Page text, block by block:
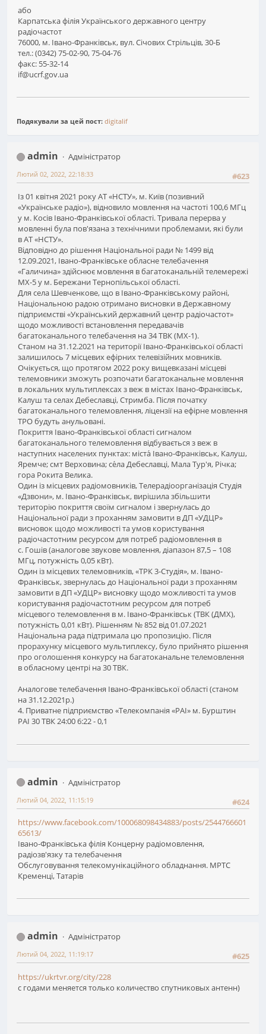
або
Карпатська філія Українського державного центру
радіочастот
76000, м. Івано-Франківськ, вул. Січових Стрільців, 30-Б
тел.: (0342) 75-02-90, 75-04-76
факс: 55-32-14
if@ucrf.gov.ua
Подякували за цей пост: digitalif
admin
Адміністратор
#623
Лютий 02, 2022, 22:18:33
Із 01 квітня 2021 року АТ «НСТУ», м. Київ (позивний
«Українське радіо»), відновило мовлення на частоті 100,6 МГц
у м. Косів Івано-Франківської області. Тривала перерва у
мовленні була пов'язана з технічними проблемами, які були
в АТ «НСТУ».
Відповідно до рішення Національної ради № 1499 від
12.09.2021, Івано-Франківське обласне телебачення
«Галичина» здійснює мовлення в багатоканальній телемережі
МХ-5 у м. Бережани Тернопільської області.
Для села Шевченкове, що в Івано-Франківському районі,
Національною радою отримано висновки в Державному
підприємстві «Український державний центр радіочастот»
щодо можливості встановлення передавачів
багатоканального телебачення на 34 ТВК (МХ-1).
Станом на 31.12.2021 на території Івано-Франківської області
залишилось 7 місцевих ефірних телевізійних мовників.
Очікується, що протягом 2022 року вищевказані місцеві
телемовники зможуть розпочати багатоканальне мовлення
в локальних мультиплексах з веж в містах Івано-Франківськ,
Калуш та селах Дебеславці, Стримба. Після початку
багатоканального телемовлення, ліцензії на ефірне мовлення
ТРО будуть анульовані.
Покриття Івано-Франківської області сигналом
багатоканального телемовлення відбувається з веж в
наступних населених пунктах: міста́ Івано-Франківськ, Калуш,
Яремче; смт Верховина; се́ла Дебеславці, Мала Тур'я, Річка;
гора Рокита Велика.
Один із місцевих радіомовників, Телерадіоорганізація Студія
«Дзвони», м. Івано-Франківськ, вирішила збільшити
територію покриття своїм сигналом і звернулась до
Національної ради з проханням замовити в ДП «УДЦР»
висновок щодо можливості та умов користування
радіочастотним ресурсом для потреб радіомовлення в
с. Гошів (аналогове звукове мовлення, діапазон 87,5 – 108
МГц, потужність 0,05 кВт).
Один із місцевих телемовників, «ТРК 3-Студія», м. Івано-
Франківськ, звернулась до Національної ради з проханням
замовити в ДП «УДЦР» висновку щодо можливості та умов
користування радіочастотним ресурсом для потреб
місцевого телемовлення в м. Івано-Франківськ (ТВК (ДМХ),
потужність 0,01 кВт). Рішенням № 852 від 01.07.2021
Національна рада підтримала цю пропозицію. Після
прорахунку місцевого мультиплексу, було прийнято рішення
про оголошення конкурсу на багатоканальне телемовлення
в обласному центрі на 30 ТВК.
Аналогове телебачення Івано-Франківської області (станом
на 31.12.2021р.)
4. Приватне підприємство «Телекомпанія «РАІ» м. Бурштин
РАІ 30 ТВК 24:00 6:22 - 0,1
admin
Адміністратор
#624
Лютий 04, 2022, 11:15:19
https://www.facebook.com/100068098434883/posts/2544766601
65613/
Івано-Франківська філія Концерну радіомовлення,
радіозв'язку та телебачення
Обслуговування телекомунікаційного обладнання. МРТС
Кременці, Татарів
admin
Адміністратор
#625
Лютий 04, 2022, 11:19:17
https://ukrtvr.org/city/228
с годами меняется только количество спутниковых антенн)